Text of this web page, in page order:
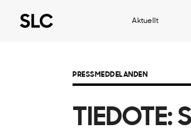
Aktuellt
PRESSMEDDELANDEN
TIEDOTE: